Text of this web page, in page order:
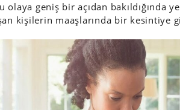
olaya geniş bir açıdan bakıldığında
kişilerin maaşlarında bir